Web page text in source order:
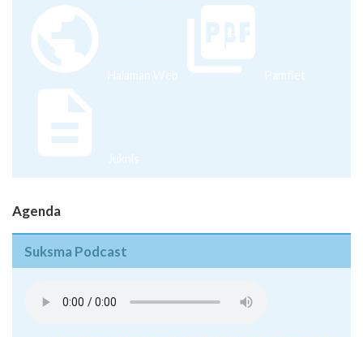
Halaman Web Pamflet
Juknis
Agenda
Suksma Podcast